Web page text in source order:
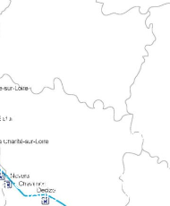
CHARTRES
di Chartres. Il percorso attraversa Le Perche, le foreste di Orléans e la zona di
Collega i territori